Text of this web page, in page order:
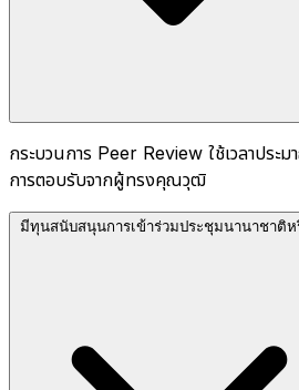
กระบวนการ Peer Review ใช้เวลาปร
การตอบรับจากผู้ทรงคุณวุฒิ
มีทุนสนับสนุนการเข้าร่วมประชุมนานาชาติห